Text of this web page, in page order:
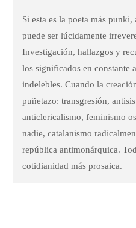
Si esta es la poeta más
puede ser lúcidamente
Investigación, hallazgos y
los significados en constante
indelebles. Cuando la
puñetazo: transgresión,
anticlericalismo, feminismo
nadie, catalanismo
república antimonárquica.
cotidianidad más prosaica.